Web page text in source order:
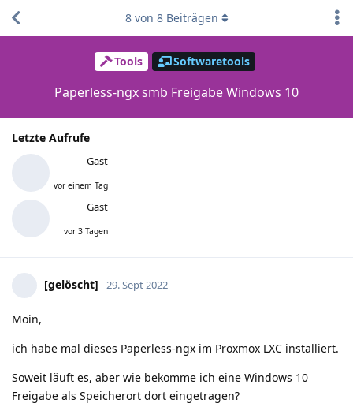
Tools Softwaretools
Paperless-ngx smb Freigabe Windows 10
Letzte Aufrufe
Gast
vor einem Tag
Gast
vor 3 Tagen
8von 8Beiträgen
[gelöscht] 29. Sept 2022
Moin,
ich habe mal dieses Paperless-ngx im Proxmox LXC installiert.
Soweit läuft es, aber wie bekomme ich eine Windows 10
Freigabe als Speicherort dort eingetragen?